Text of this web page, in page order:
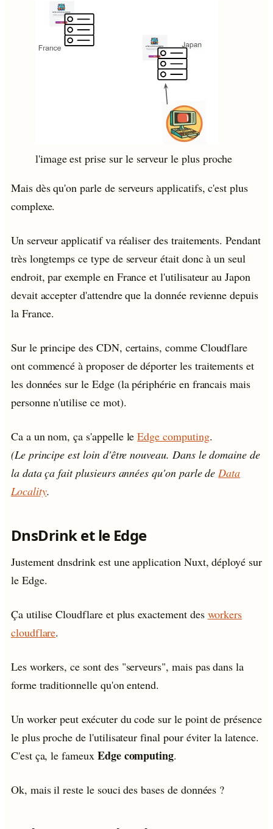
l'image est prise sur le serveur le plus proche
Mais dès qu'on parle de serveurs applicatifs, c'est plus
complexe.
Un serveur applicatif va réaliser des traitements. Pendant
très longtemps ce type de serveur était donc à un seul
endroit, par exemple en France et l'utilisateur au Japon
devait accepter d'attendre que la donnée revienne depuis
la France.
Sur le principe des CDN, certains, comme Cloudflare
ont commencé à proposer de déporter les traitements et
les données sur le Edge (la périphérie en francais mais
personne n'utilise ce mot).
Ca a un nom, ça s'appelle leEdge computing.
(Le principe est loin d'être nouveau. Dans le domaine de
la data ça fait plusieurs années qu'on parle de Data
Locality.
DnsDrink et le Edge
Justement dnsdrink est une application Nuxt, déployé sur
le Edge.
Ça utilise Cloudflare et plus exactement des workers
cloudflare.
Les workers, ce sont des "serveurs", mais pas dans la
forme traditionnelle qu'on entend.
Un worker peut exécuter du code sur le point de présence
le plus proche de l'utilisateur final pour éviter la latence.
C'est ça, le fameux Edge computing.
Ok, mais il reste le souci des bases de données ?